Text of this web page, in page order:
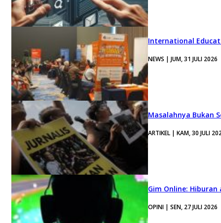
International
NEWS | JUM, 31 JULI 2026
Masalahnya Bukan
ARTIKEL | KAM, 30 JULI
Gim Online:
OPINI | SEN, 27 JULI 2026